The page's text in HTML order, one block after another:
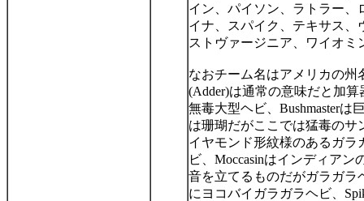
イン、パイソン、ラトラー
イナ、スパイク、テキサス
ストヴァージニア、ワイオ
なおチーム名はアメリカの
(Adder)は通常の意味だと加
無毒大型ヘビ、 Bushmasterは
は珊瑚だがここでは猛毒のサ
イヤモンド形紋様のあるガラ
ビ、 Moccasinはインディアン
音を立てるものだがガラガラ
にヨコバイガラガラヘビ、